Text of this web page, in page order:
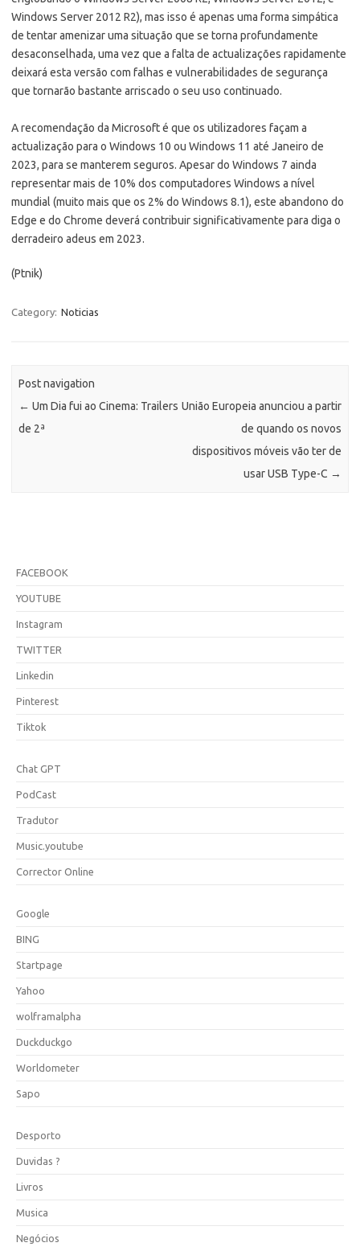
Windows Server 2012 R2), mas isso é apenas uma forma simpática
de tentar amenizar uma situação que se torna profundamente
desaconselhada, uma vez que a falta de actualizações rapidamente
deixará esta versão com falhas e vulnerabilidades de segurança
que tornarão bastante arriscado o seu uso continuado.
A recomendação da Microsoft é que os utilizadores façam a
actualização para o Windows 10 ou Windows 11 até Janeiro de
2023, para se manterem seguros. Apesar do Windows 7 ainda
representar mais de 10% dos computadores Windows a nível
mundial (muito mais que os 2% do Windows 8.1), este abandono do
Edge e do Chrome deverá contribuir significativamente para diga o
derradeiro adeus em 2023.
(Ptnik)
Category: Noticias
Post navigation
← Um Dia fui ao Cinema: Trailers
de 2ª
União Europeia anunciou a partir
de quando os novos
dispositivos móveis vão ter de
usar USB Type-C →
FACEBOOK
YOUTUBE
Instagram
TWITTER
Linkedin
Pinterest
Tiktok
Chat GPT
PodCast
Tradutor
Music.youtube
Corrector Online
Google
BING
Startpage
Yahoo
wolframalpha
Duckduckgo
Worldometer
Sapo
Desporto
Duvidas ?
Livros
Musica
Negócios